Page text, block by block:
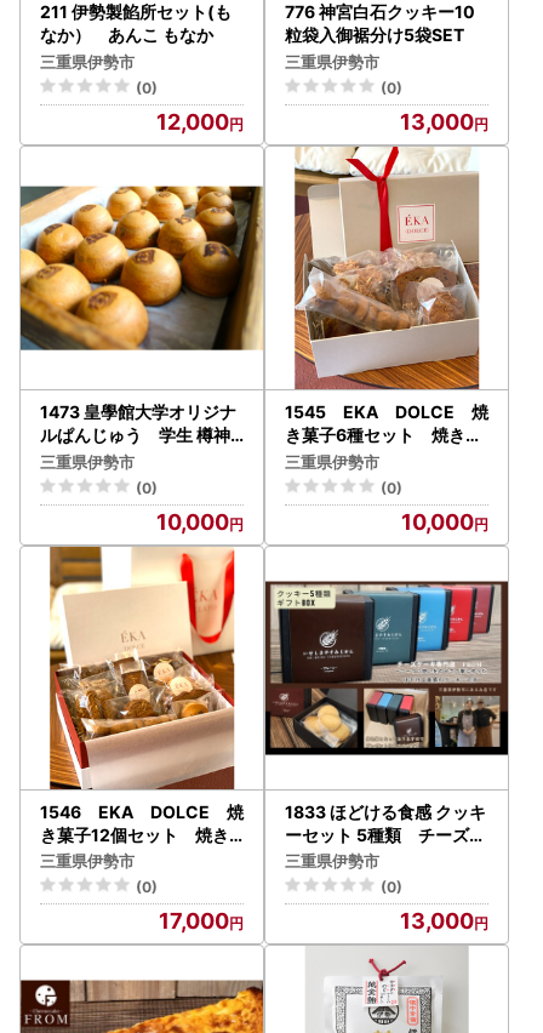
211 伊勢製餡所セット(も
なか） あんこ もなか
三重県伊勢市
(0)
12,000
776 神宮白石クッキー10
粒袋入御裾分け5袋SET
三重県伊勢市
(0)
13,000
1473 皇學館大学オリジナ
ルぱんじゅう 学生 樽神
輿 CLL 三重 伊勢 お菓子 こ
しあん 倉陵祭 伊勢和紙 冷
凍 まんじゅう 和菓子 あん
こ たいやき 甘味
三重県伊勢市
(0)
10,000
1545 EKA DOLCE 焼
き菓子6種セット 焼き菓
子 クッキー サブレ チョコ
レート 伊勢志摩 贈り物 ギ
フト お中元 お歳暮
三重県伊勢市
(0)
10,000
1546 EKA DOLCE 焼
き菓子12個セット 焼き
菓子 クッキー サブレ チョ
コレート 伊勢志摩 贈り物
ギフト お中元 お歳暮
三重県伊勢市
(0)
17,000
1833 ほどける食感 クッキ
ーセット 5種類 チーズケ
ーキ専門店 FROM 伊勢志
摩 ふるさと納税 スイー
ツ ギフト 食べ比べ デザ
ート 菓子 伊勢茶 紅茶 チョ
コ あおさ バター 送料無料
三重県伊勢市
(0)
13,000